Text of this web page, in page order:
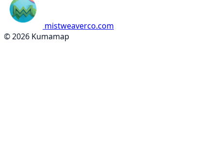
mistweaverco.com
© 2026 Kumamap